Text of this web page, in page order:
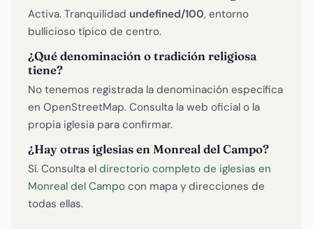
Activa. Tranquilidad undefined/100, entorno
bullicioso típico de centro.
¿Qué denominación o tradición religiosa
tiene?
No tenemos registrada la denominación específica
en OpenStreetMap. Consulta la web oficial o la
propia iglesia para confirmar.
¿Hay otras iglesias en Monreal del Campo?
Sí. Consulta el directorio completo de iglesias en
Monreal del Campo con mapa y direcciones de
todas ellas.